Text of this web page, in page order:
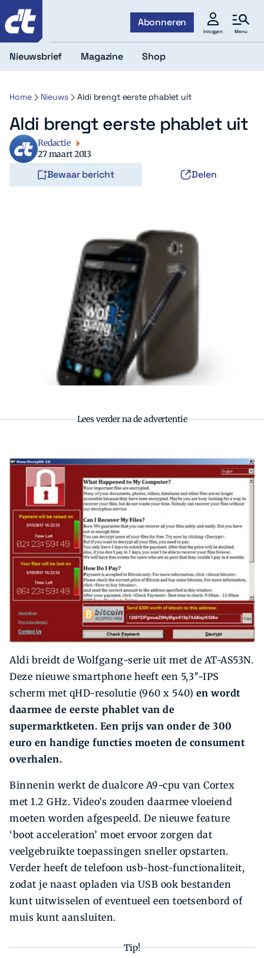
Abonneren
Inloggen Menu
Nieuwsbrief Magazine Shop
Home Nieuws Aldi brengt eerste phablet uit
Aldi brengt eerste phablet uit
Redactie
27 maart 2013
Bewaar bericht Delen
Lees verder na de advertentie
Aldi breidt de Wolfgang-serie uit met de AT-AS53N.
Deze nieuwe smartphone heeft een 5,3″-IPS
scherm met qHD-resolutie (960 x 540) en wordt
daarmee de eerste phablet van de
supermarktketen. Een prijs van onder de 300
euro en handige functies moeten de consument
overhalen.
Binnenin werkt de dualcore A9-cpu van Cortex
met 1.2 GHz. Video’s zouden daarmee vloeiend
moeten worden afgespeeld. De nieuwe feature
‘boot acceleration’ moet ervoor zorgen dat
veelgebruikte toepassingen sneller opstarten.
Verder heeft de telefoon usb-host-functionaliteit,
zodat je naast opladen via USB ook bestanden
kunt uitwisselen of eventueel een toetsenbord of
muis kunt aansluiten.
Tip!